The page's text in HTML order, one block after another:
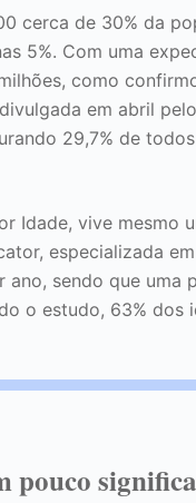
cerca de 30% da
5%. Com uma
como
em abril
29,7% de
Idade, vive mesmo
especializada
sendo que uma
o estudo, 63% dos
pouco